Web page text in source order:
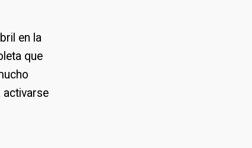
en la
que
activarse